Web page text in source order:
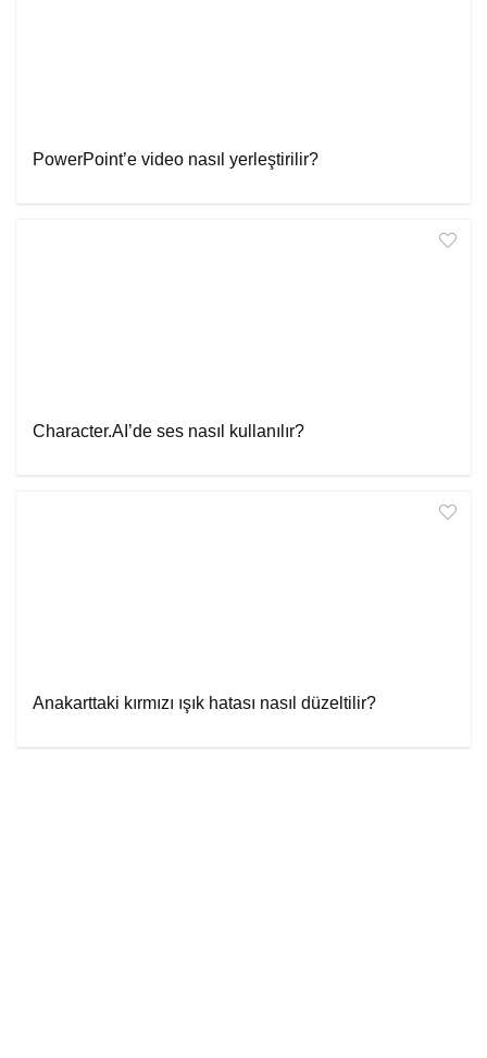
PowerPoint’e video nasıl yerleştirilir?
Character.AI’de ses nasıl kullanılır?
Anakarttaki kırmızı ışık hatası nasıl düzeltilir?